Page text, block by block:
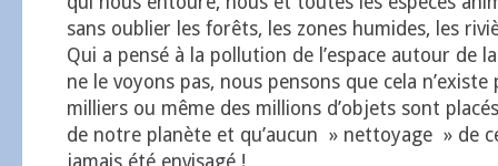
sans oublier les forêts, les zones humides, les
Qui a pensé à la pollution de l’espace autour de
ne le voyons pas, nous pensons que cela n’existe
milliers ou même des millions d’objets sont
de notre planète et qu’aucun » nettoyage » de
jamais été envisagé !